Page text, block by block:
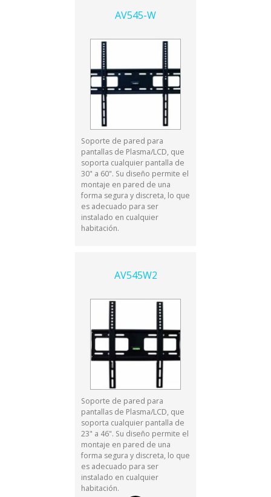
AV545-W
Soporte de pared para
pantallas de Plasma/LCD, que
soporta cualquier pantalla de
30" a 60". Su diseño permite el
montaje en pared de una
forma segura y discreta, lo que
es adecuado para ser
instalado en cualquier
habitación.
AV545W2
Soporte de pared para
pantallas de Plasma/LCD, que
soporta cualquier pantalla de
23" a 46". Su diseño permite el
montaje en pared de una
forma segura y discreta, lo que
es adecuado para ser
instalado en cualquier
habitación.